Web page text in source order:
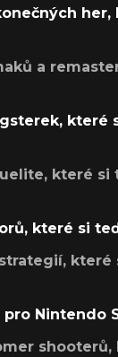
her,
a
které
které si
které si
které
pro Nintendo